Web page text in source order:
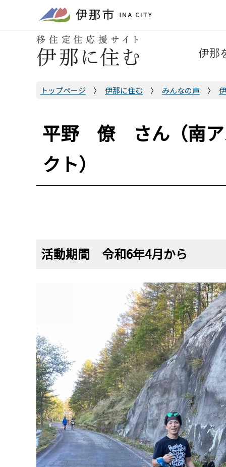
ペ
伊那
トップページ 伊那に住む みんなの声
平野 僚 さん（南ア
クト）
活動期間 令和6年4月から